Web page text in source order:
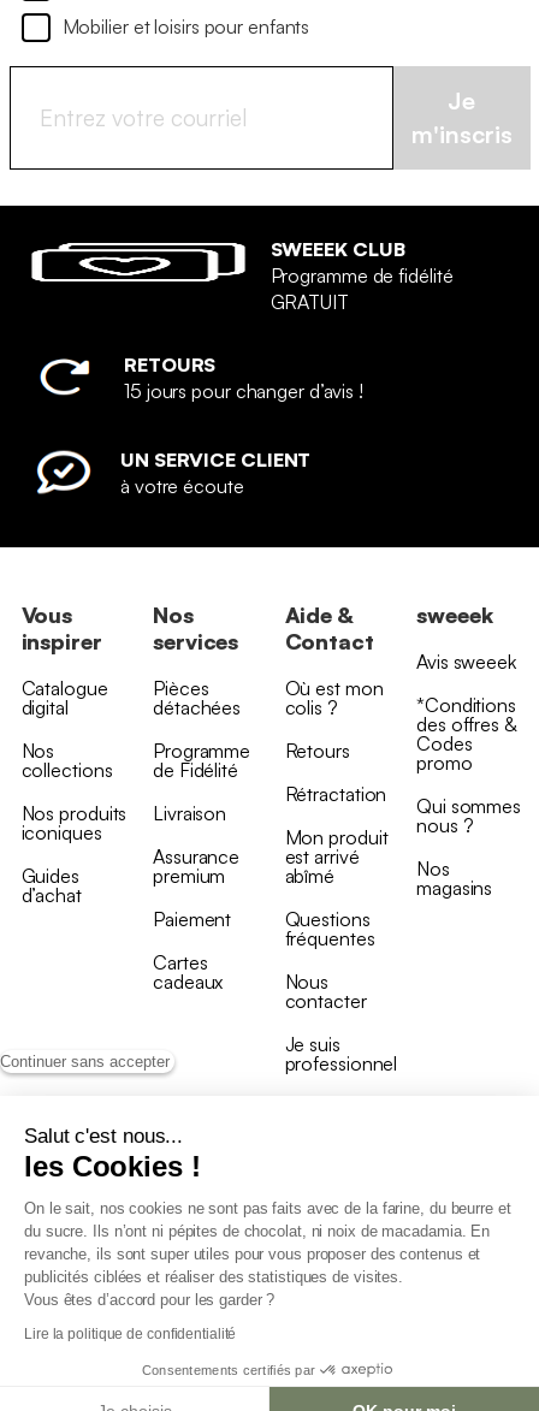
Continuer sans accepter
Salut c'est nous...
les Cookies !
On le sait, nos cookies ne sont pas faits avec de la farine, du beurre et
du sucre. Ils n’ont ni pépites de chocolat, ni noix de macadamia. En
revanche, ils sont super utiles pour vous proposer des contenus et
publicités ciblées et réaliser des statistiques de visites.
Vous êtes d’accord pour les garder ?
Lire la politique de confidentialité
Consentements certifiés par
Mobilier et loisirs pour enfants
Je
m'inscris
SWEEEK CLUB
Programme de fidélité
GRATUIT
RETOURS
15 jours pour changer d’avis !
UN SERVICE CLIENT
à votre écoute
Vous
inspirer
Catalogue
digital
Nos
collections
Nos produits
iconiques
Guides
d’achat
Nos
services
Pièces
détachées
Programme
de Fidélité
Livraison
Assurance
premium
Paiement
Cartes
cadeaux
Aide &
Contact
Où est mon
colis ?
Retours
Rétractation
Mon produit
est arrivé
abîmé
Questions
fréquentes
Nous
contacter
Je suis
professionnel
sweeek
Avis sweeek
*Conditions
des offres &
Codes
promo
Qui sommes
nous ?
Nos
magasins
Conditions générales de vente
Conditions générales du programme de fidélité
Charte de données personnelles
Conditions générales de vente Pro
Déclaration d’accessibilité